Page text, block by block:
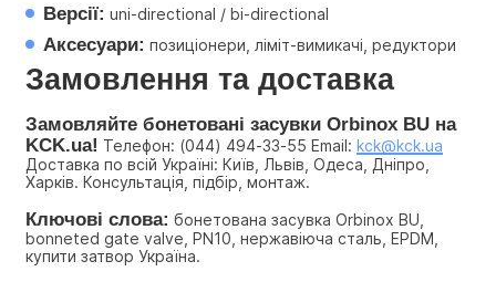
Версії: uni-directional / bi-directional
Аксесуари: позиціонери, ліміт-вимикачі, редуктори
Замовлення та доставка
Замовляйте бонетовані засувки Orbinox BU на
KCK.ua! Телефон: (044) 494-33-55 Email: kck@kck.ua
Доставка по всій Україні: Київ, Львів, Одеса, Дніпро,
Харків. Консультація, підбір, монтаж.
Ключові слова: бонетована засувка Orbinox BU,
bonneted gate valve, PN10, нержавіюча сталь, EPDM,
купити затвор Україна.